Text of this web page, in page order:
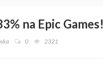
na Epic Games!
0 2321